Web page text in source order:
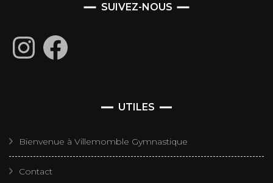
SUIVEZ-NOUS
InstagramFacebook
UTILES
Bienvenue à Villemomble Gymnastique
Contact